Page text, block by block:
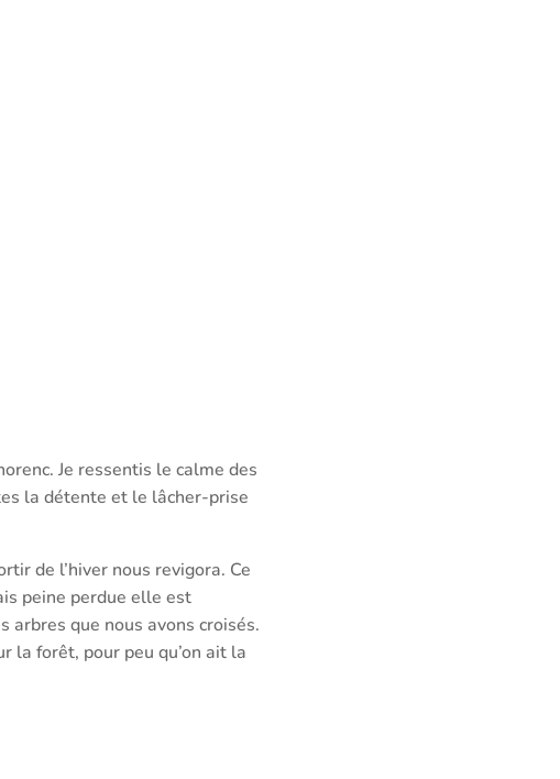
Je ressentis le calme des
la détente et le lâcher-prise
de l’hiver nous revigora. Ce
peine perdue elle est
arbres que nous avons croisés.
la forêt, pour peu qu’on ait la